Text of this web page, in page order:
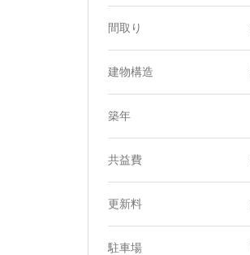
間取り
建物構造
築年
共益費
更新料
駐車場